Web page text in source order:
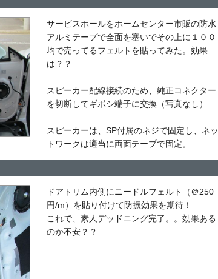
サービスホールをホームセンター市販の防水
アルミテープで全面を塞いでその上に１００
均で売ってるフェルトを貼ってみた。効果
は？？
スピーカー配線接続のため、純正コネクター
を切断してギボシ端子に交換（写真なし）
スピーカーは、SP付属のネジで固定し、ネッ
トワークは適当に両面テープで固定。
ドアトリム内側にニードルフェルト（＠250
円/m）を貼り付けて防振効果を期待！
これで、素人デッドニング完了。。効果ある
のか不安？？